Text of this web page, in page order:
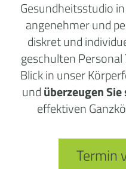
Gesundheitsstudio
angenehmer und
diskret und
geschulten Personal
Blick in unser
undüberzeugen
effektiven
Termin